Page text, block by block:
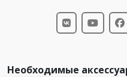
Необходимые